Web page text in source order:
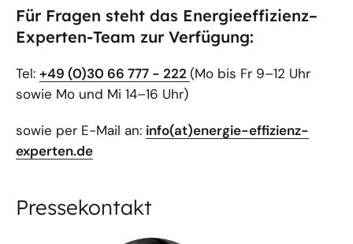
Für Fragen steht das Energieeffizienz–
Experten-Team zur Verfügung:
Tel: +49 (0)30 66 777 - 222(Mo bis Fr 9–12 Uhr
sowie Mo und Mi 14–16 Uhr)
sowie per E-Mail an: info(at)energie-effizienz-
experten.de
Pressekontakt